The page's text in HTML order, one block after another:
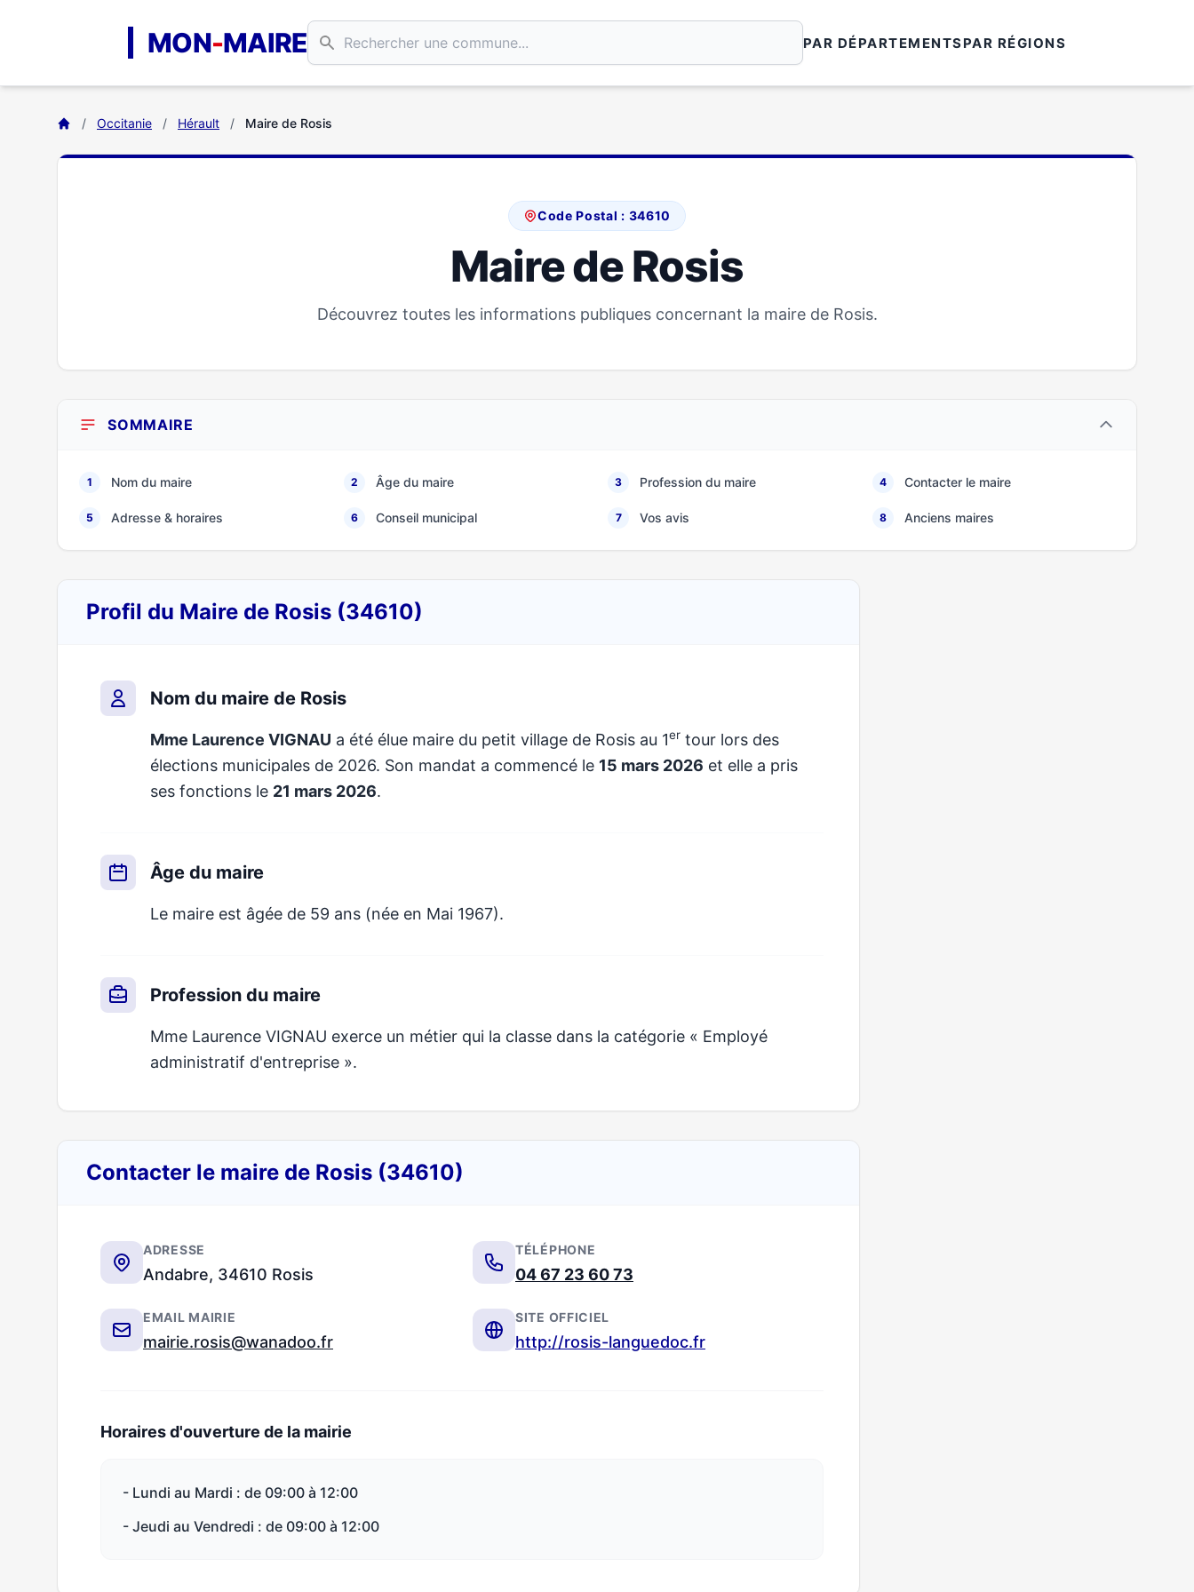
MON-MAIRE PAR DÉPARTEMENTSPAR RÉGIONS
/ Occitanie / Hérault / Maire de Rosis
Code Postal : 34610
Maire de Rosis
Découvrez toutes les informations publiques concernant la maire de Rosis.
SOMMAIRE
1 Nom du maire 2 Âge du maire 3 Profession du maire 4 Contacter le maire
5 Adresse & horaires 6 Conseil municipal 7 Vos avis 8 Anciens maires
Profil du Maire de Rosis (34610)
Nom du maire de Rosis
Mme Laurence VIGNAU a été élue maire du petit village de Rosis au 1er tour lors des
élections municipales de 2026. Son mandat a commencé le 15 mars 2026 et elle a pris
ses fonctions le 21 mars 2026.
Âge du maire
Le maire est âgée de 59 ans (née en Mai 1967).
Profession du maire
Mme Laurence VIGNAU exerce un métier qui la classe dans la catégorie « Employé
administratif d'entreprise ».
Contacter le maire de Rosis (34610)
ADRESSE
Andabre, 34610 Rosis
TÉLÉPHONE
04 67 23 60 73
EMAIL MAIRIE
mairie.rosis@wanadoo.fr
SITE OFFICIEL
http://rosis-languedoc.fr
Horaires d'ouverture de la mairie
- Lundi au Mardi : de 09:00 à 12:00
- Jeudi au Vendredi : de 09:00 à 12:00